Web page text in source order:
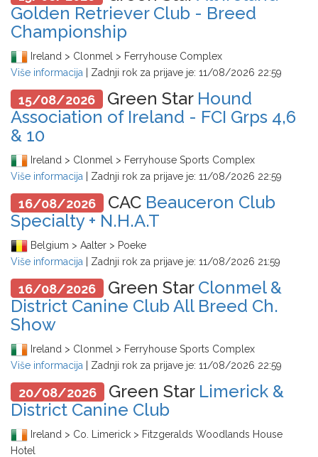
Golden Retriever Club - Breed
Championship
Ireland > Clonmel > Ferryhouse Complex
Više informacija
| Zadnji rok za prijave je: 11/08/2026 22:59
15/08/2026 Green Star Hound
Association of Ireland - FCI Grps 4,6
& 10
Ireland > Clonmel > Ferryhouse Sports Complex
Više informacija
| Zadnji rok za prijave je: 11/08/2026 22:59
16/08/2026 CAC Beauceron Club
Specialty + N.H.A.T
Belgium > Aalter > Poeke
Više informacija
| Zadnji rok za prijave je: 11/08/2026 21:59
16/08/2026 Green Star Clonmel &
District Canine Club All Breed Ch.
Show
Ireland > Clonmel > Ferryhouse Sports Complex
Više informacija
| Zadnji rok za prijave je: 11/08/2026 22:59
20/08/2026 Green Star Limerick &
District Canine Club
Ireland > Co. Limerick > Fitzgeralds Woodlands House
Hotel